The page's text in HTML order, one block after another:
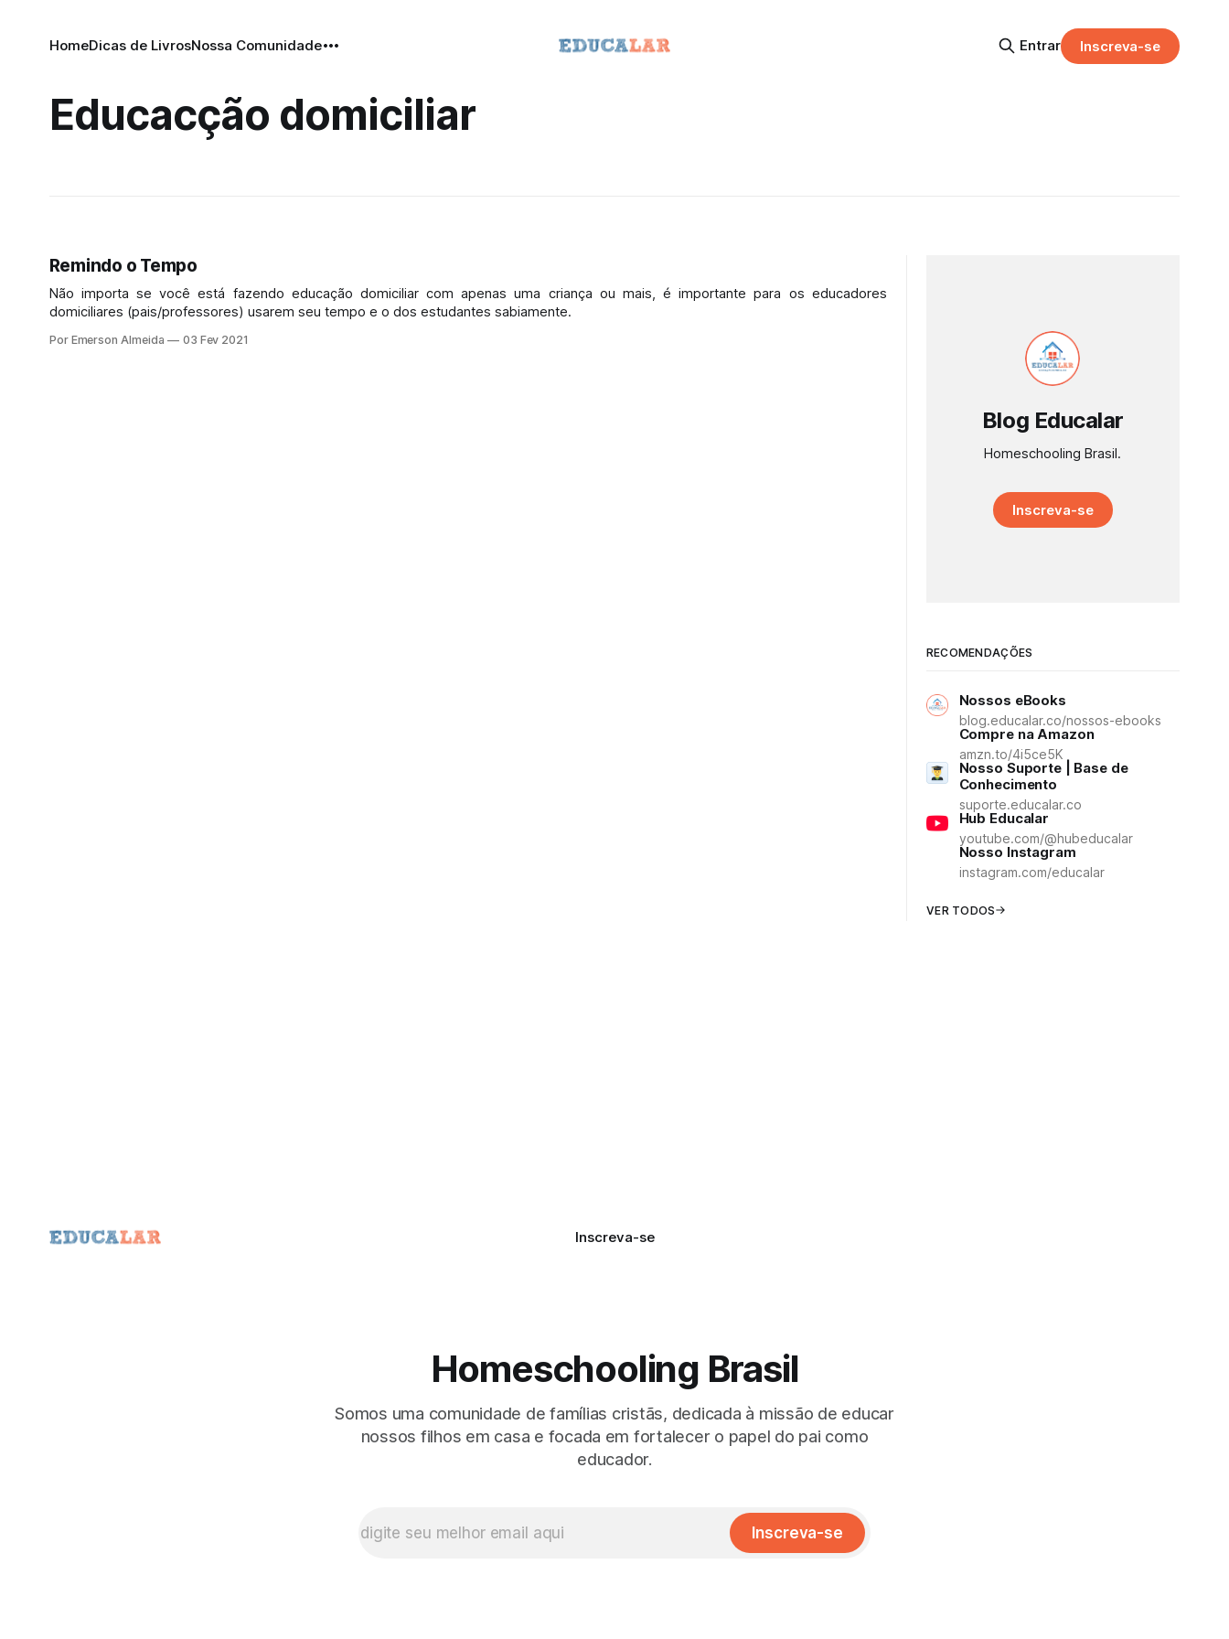
HomeDicas de LivrosNossa Comunidade Entrar Inscreva-se
Educacção domiciliar
Remindo o Tempo
Não importa se você está fazendo educação domiciliar com apenas uma criança ou mais, é importante para os educadores
domiciliares (pais/professores) usarem seu tempo e o dos estudantes sabiamente.
Por Emerson Almeida 03 Fev 2021
Blog Educalar
Homeschooling Brasil.
Inscreva-se
RECOMENDAÇÕES
Nossos eBooks
blog.educalar.co/nossos-ebooks
Compre na Amazon
amzn.to/4i5ce5K
Nosso Suporte | Base de
Conhecimento
suporte.educalar.co
Hub Educalar
youtube.com/@hubeducalar
Nosso Instagram
instagram.com/educalar
VER TODOS
Inscreva-se
Homeschooling Brasil
Somos uma comunidade de famílias cristãs, dedicada à missão de educar
nossos filhos em casa e focada em fortalecer o papel do pai como
educador.
Inscreva-se